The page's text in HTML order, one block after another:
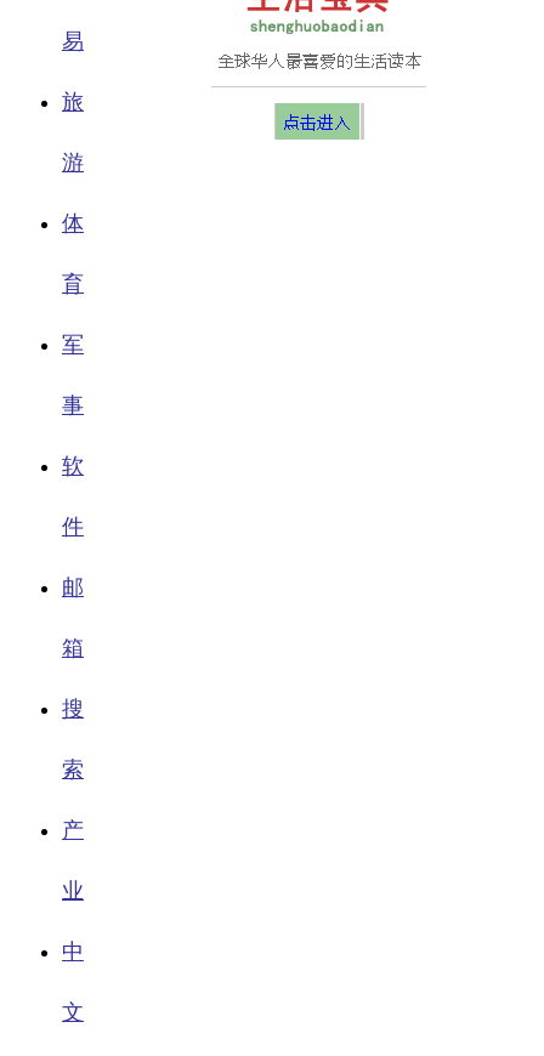
易
旅
游
体
育
军
事
软
件
邮
箱
搜
索
产
业
中
文